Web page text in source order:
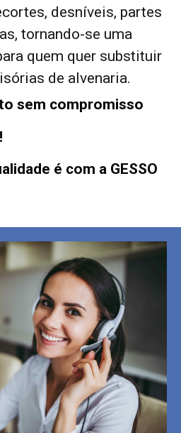
desníveis, partes
tornando-se uma
quem quer substituir
de alvenaria.
sem compromisso
é com a GESSO